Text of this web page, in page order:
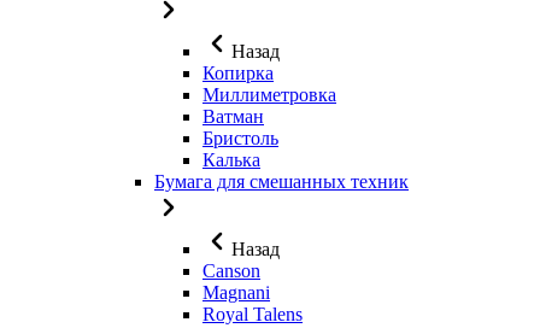
Назад
Копирка
Миллиметровка
Ватман
Бристоль
Калька
Бумага для смешанных техник
Назад
Canson
Magnani
Royal Talens